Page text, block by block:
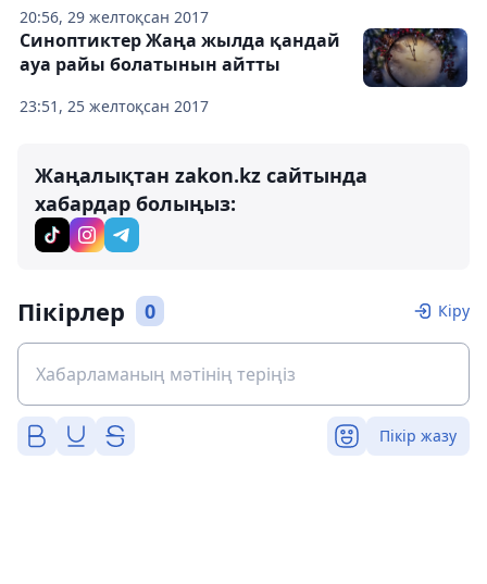
20:56, 29 желтоқсан 2017
23:51, 25 желтоқсан 2017
Синоптиктер Жаңа жылда қандай
ауа райы болатынын айтты
Жаңалықтан zakon.kz сайтында
хабардар болыңыз:
Пікірлер 0 Кіру
Пікір жазу